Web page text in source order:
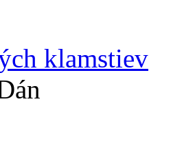
klamstiev